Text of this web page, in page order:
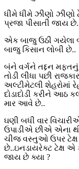
ધીમે ધીમે ઝીણો
પ્રજા પીસાતી જાય
એક બાજુ ઉઠી ગયેલા
બાજુ કિસાન લોબી છે..
બંને વર્ગને તદ્દન
તોડી લીધા પછી
અલ્ટીમેટલી શેહરોમાં
દોડાદોડી કરીને આઠ
માર આવે છે..
ઘણી બધી વાર
ઉપાડીએ છીએ એના
ચીજ વસ્તુઓ ઉપર ટેક્ષ
છે..ઇનડાયરેક્ટ ટેક્ષ એ
જાય છે ક્યા ?